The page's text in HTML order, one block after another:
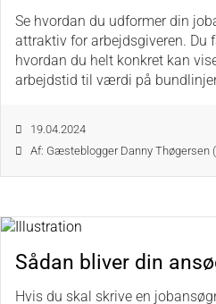
Se hvordan du udformer din
attraktiv for arbejdsgiveren. Du
hvordan du helt konkret kan
arbejdstid til værdi på
19.04.2024
Af: Gæsteblogger Danny Thøgersen
Sådan bliver din
Hvis du skal skrive en